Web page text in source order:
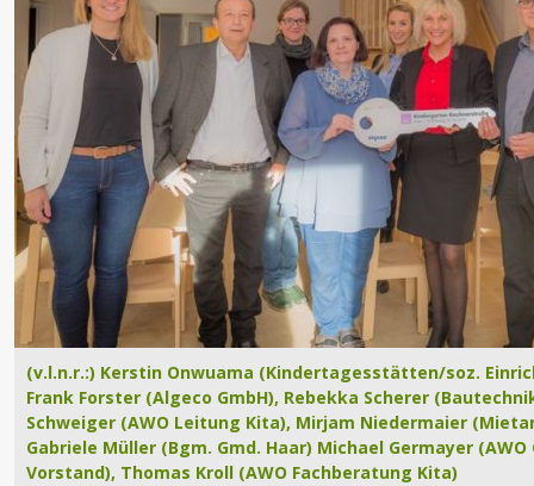
(v.l.n.r.:) Kerstin Onwuama (Kindertagesstätten/soz.
Frank Forster (Algeco GmbH), Rebekka Scherer
Schweiger (AWO Leitung Kita), Mirjam Niedermaier
Gabriele Müller (Bgm. Gmd. Haar) Michael Germayer
Vorstand), Thomas Kroll (AWO Fachberatung Kita)